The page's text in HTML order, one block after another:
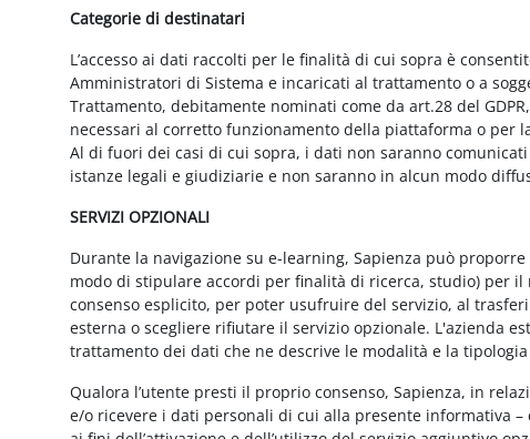
Categorie di destinatari
L’accesso ai dati raccolti per le finalità di cui sopra è
Amministratori di Sistema e incaricati al trattamento o a
Trattamento, debitamente nominati come da art.28 del
necessari al corretto funzionamento della piattaforma o per
Al di fuori dei casi di cui sopra, i dati non saranno
istanze legali e giudiziarie e non saranno in alcun modo
SERVIZI OPZIONALI
Durante la navigazione su e-learning, Sapienza può
modo di stipulare accordi per finalità di ricerca, studio) per il
consenso esplicito, per poter usufruire del servizio, al
esterna o scegliere rifiutare il servizio opzionale. L'azienda
trattamento dei dati che ne descrive le modalità e la
Qualora l’utente presti il proprio consenso, Sapienza, in
e/o ricevere i dati personali di cui alla presente informativa –